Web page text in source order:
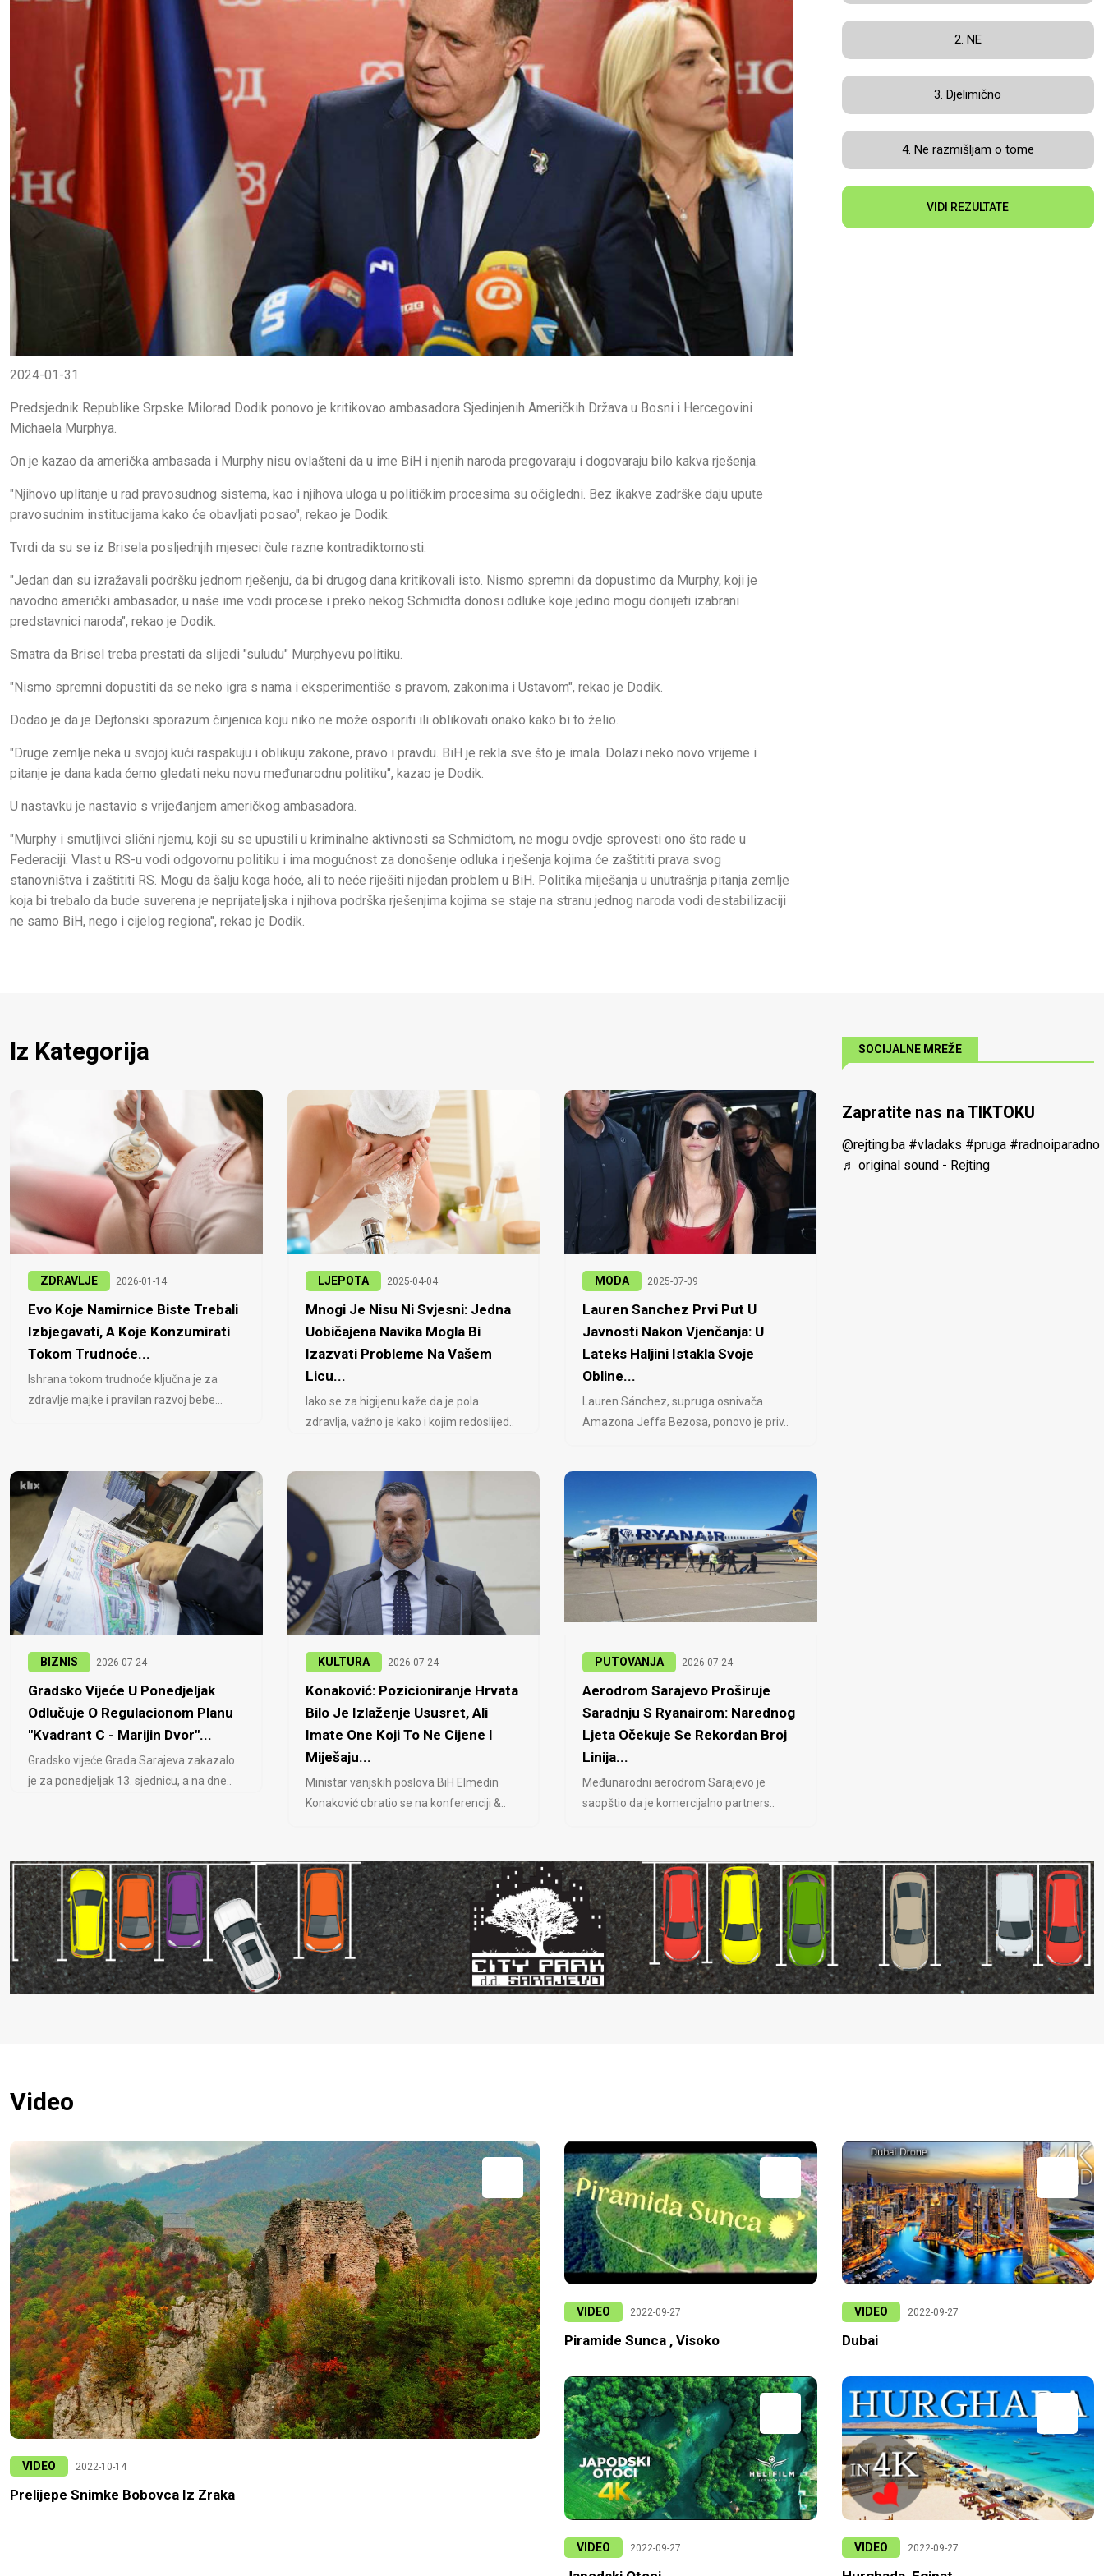
2024-01-31
Predsjednik Republike Srpske Milorad Dodik ponovo je kritikovao ambasadora Sjedinjenih Američkih Država u Bosni i Hercegovini
Michaela Murphya.
On je kazao da američka ambasada i Murphy nisu ovlašteni da u ime BiH i njenih naroda pregovaraju i dogovaraju bilo kakva rješenja.
"Njihovo uplitanje u rad pravosudnog sistema, kao i njihova uloga u političkim procesima su očigledni. Bez ikakve zadrške daju upute
pravosudnim institucijama kako će obavljati posao", rekao je Dodik.
Tvrdi da su se iz Brisela posljednjih mjeseci čule razne kontradiktornosti.
"Jedan dan su izražavali podršku jednom rješenju, da bi drugog dana kritikovali isto. Nismo spremni da dopustimo da Murphy, koji je
navodno američki ambasador, u naše ime vodi procese i preko nekog Schmidta donosi odluke koje jedino mogu donijeti izabrani
predstavnici naroda", rekao je Dodik.
Smatra da Brisel treba prestati da slijedi "suludu" Murphyevu politiku.
"Nismo spremni dopustiti da se neko igra s nama i eksperimentiše s pravom, zakonima i Ustavom", rekao je Dodik.
Dodao je da je Dejtonski sporazum činjenica koju niko ne može osporiti ili oblikovati onako kako bi to želio.
"Druge zemlje neka u svojoj kući raspakuju i oblikuju zakone, pravo i pravdu. BiH je rekla sve što je imala. Dolazi neko novo vrijeme i
pitanje je dana kada ćemo gledati neku novu međunarodnu politiku", kazao je Dodik.
U nastavku je nastavio s vrijeđanjem američkog ambasadora.
"Murphy i smutljivci slični njemu, koji su se upustili u kriminalne aktivnosti sa Schmidtom, ne mogu ovdje sprovesti ono što rade u
Federaciji. Vlast u RS-u vodi odgovornu politiku i ima mogućnost za donošenje odluka i rješenja kojima će zaštititi prava svog
stanovništva i zaštititi RS. Mogu da šalju koga hoće, ali to neće riješiti nijedan problem u BiH. Politika miješanja u unutrašnja pitanja zemlje
koja bi trebalo da bude suverena je neprijateljska i njihova podrška rješenjima kojima se staje na stranu jednog naroda vodi destabilizaciji
ne samo BiH, nego i cijelog regiona", rekao je Dodik.
2. NE
3. Djelimično
4. Ne razmišljam o tome
VIDI REZULTATE
Iz Kategorija
ZDRAVLJE 2026-01-14
Evo Koje Namirnice Biste Trebali
Izbjegavati, A Koje Konzumirati
Tokom Trudnoće...
Ishrana tokom trudnoće ključna je za
zdravlje majke i pravilan razvoj bebe...
LJEPOTA 2025-04-04
Mnogi Je Nisu Ni Svjesni: Jedna
Uobičajena Navika Mogla Bi
Izazvati Probleme Na Vašem
Licu...
Iako se za higijenu kaže da je pola
zdravlja, važno je kako i kojim redoslijed..
MODA 2025-07-09
Lauren Sanchez Prvi Put U
Javnosti Nakon Vjenčanja: U
Lateks Haljini Istakla Svoje
Obline...
Lauren Sánchez, supruga osnivača
Amazona Jeffa Bezosa, ponovo je priv..
BIZNIS 2026-07-24
Gradsko Vijeće U Ponedjeljak
Odlučuje O Regulacionom Planu
"Kvadrant C - Marijin Dvor"...
Gradsko vijeće Grada Sarajeva zakazalo
je za ponedjeljak 13. sjednicu, a na dne..
KULTURA 2026-07-24
Konaković: Pozicioniranje Hrvata
Bilo Je Izlaženje Ususret, Ali
Imate One Koji To Ne Cijene I
Miješaju...
Ministar vanjskih poslova BiH Elmedin
Konaković obratio se na konferenciji &..
PUTOVANJA 2026-07-24
Aerodrom Sarajevo Proširuje
Saradnju S Ryanairom: Narednog
Ljeta Očekuje Se Rekordan Broj
Linija...
Međunarodni aerodrom Sarajevo je
saopštio da je komercijalno partners..
SOCIJALNE MREŽE
Zapratite nas na TIKTOKU
@rejting.ba #vladaks #pruga #radnoiparadno
♬ original sound - Rejting
Video
VIDEO 2022-10-14
Prelijepe Snimke Bobovca Iz Zraka
VIDEO 2022-09-27
Piramide Sunca , Visoko
VIDEO 2022-09-27
VIDEO 2022-09-27
Dubai
VIDEO 2022-09-27